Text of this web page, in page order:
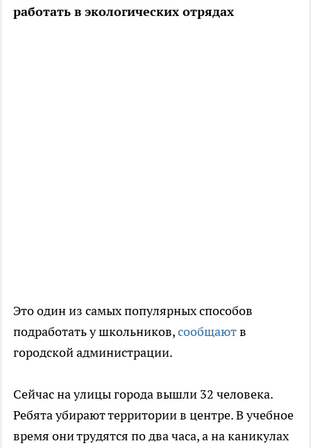
работать в экологических отрядах
Это один из самых популярных способов
подработать у школьников,сообщаютв
городской администрации.
Сейчас на улицы города вышли 32 человека.
Ребята убирают территории в центре. В учебное
время они трудятся по два часа, а на каникулах